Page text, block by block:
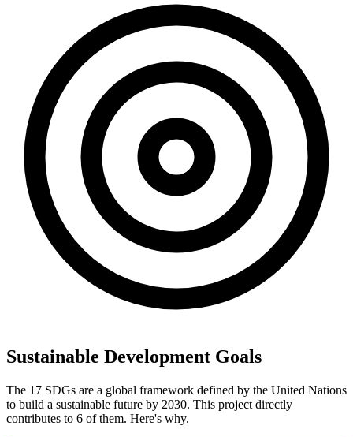
Sustainable Development Goals
The 17 SDGs are a global framework defined by the United Nations
to build a sustainable future by 2030. This project directly
contributes to 6 of them. Here's why.